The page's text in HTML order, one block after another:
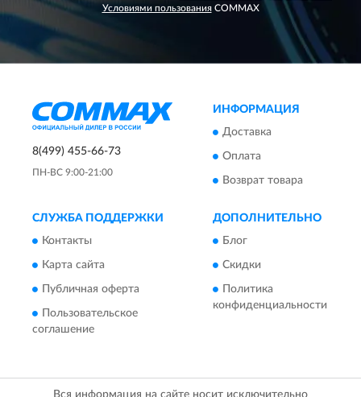
Условиями пользованияCOMMAX
8(499) 455-66-73
ПН-ВС 9:00-21:00
ИНФОРМАЦИЯ
Доставка
Оплата
Возврат товара
СЛУЖБА ПОДДЕРЖКИ
Контакты
Карта сайта
Публичная оферта
Пользовательское
соглашение
ДОПОЛНИТЕЛЬНО
Блог
Скидки
Политика
конфиденциальности
Вся информация на сайте носит исключительно